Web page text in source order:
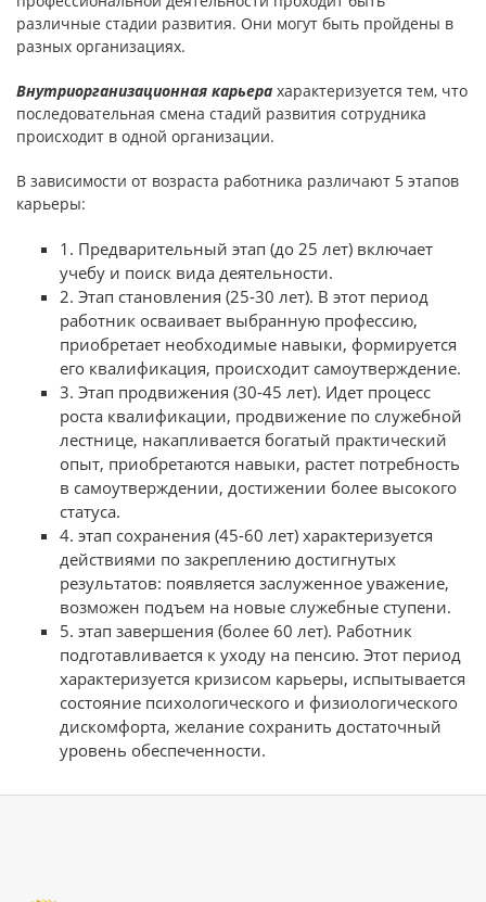
различные стадии развития. Они могут быть пройдены в
разных организациях.
Внутриорганизационная карьера характеризуется тем, что
последовательная смена стадий развития сотрудника
происходит в одной организации.
В зависимости от возраста работника различают 5 этапов
карьеры:
1. Предварительный этап (до 25 лет) включает
учебу и поиск вида деятельности.
2. Этап становления (25-30 лет). В этот период
работник осваивает выбранную профессию,
приобретает необходимые навыки, формируется
его квалификация, происходит самоутверждение.
3. Этап продвижения (30-45 лет). Идет процесс
роста квалификации, продвижение по служебной
лестнице, накапливается богатый практический
опыт, приобретаются навыки, растет потребность
в самоутверждении, достижении более высокого
статуса.
4. этап сохранения (45-60 лет) характеризуется
действиями по закреплению достигнутых
результатов: появляется заслуженное уважение,
возможен подъем на новые служебные ступени.
5. этап завершения (более 60 лет). Работник
подготавливается к уходу на пенсию. Этот период
характеризуется кризисом карьеры, испытывается
состояние психологического и физиологического
дискомфорта, желание сохранить достаточный
уровень обеспеченности.